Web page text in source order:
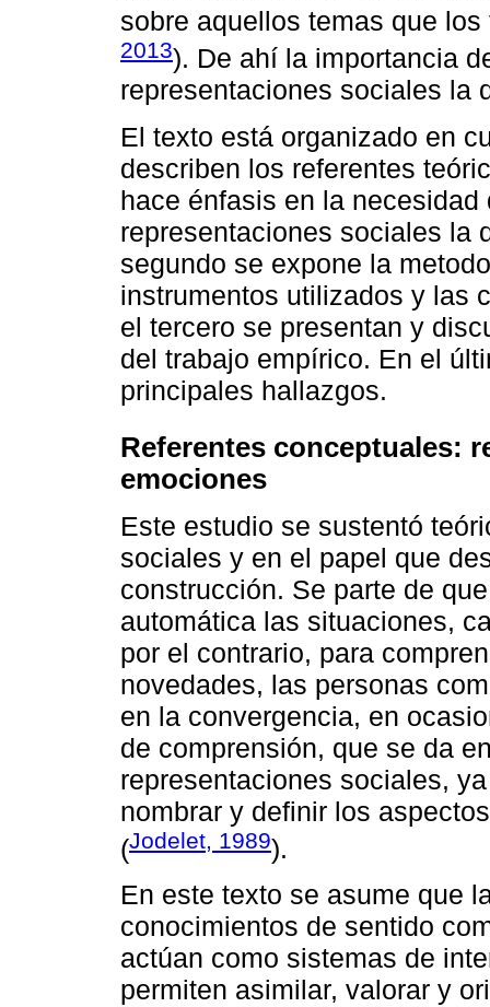
sobre aquellos temas que
2013). De ahí la importancia
representaciones sociales la
El texto está organizado en
describen los referentes
hace énfasis en la
representaciones sociales la
segundo se expone la
instrumentos utilizados y las
el tercero se presentan y
del trabajo empírico. En el
principales hallazgos.
Referentes conceptuales:
emociones
Este estudio se sustentó
sociales y en el papel que
construcción. Se parte de
automática las situaciones,
por el contrario, para
novedades, las personas
en la convergencia, en
de comprensión, que se da
representaciones sociales,
nombrar y definir los
(Jodelet, 1989).
En este texto se asume que
conocimientos de sentido
actúan como sistemas de
permiten asimilar, valorar y